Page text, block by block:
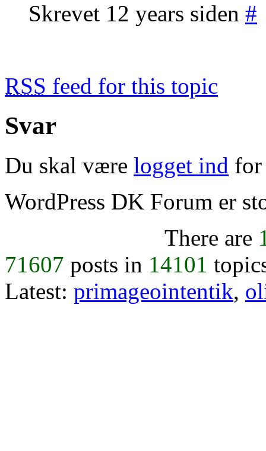
Skrevet 12 years siden #
RSS feed for this topic
Svar
Du skal være logget ind for
WordPress DK Forum er
There are
71607 posts in 14101
Latest: primageointentik,